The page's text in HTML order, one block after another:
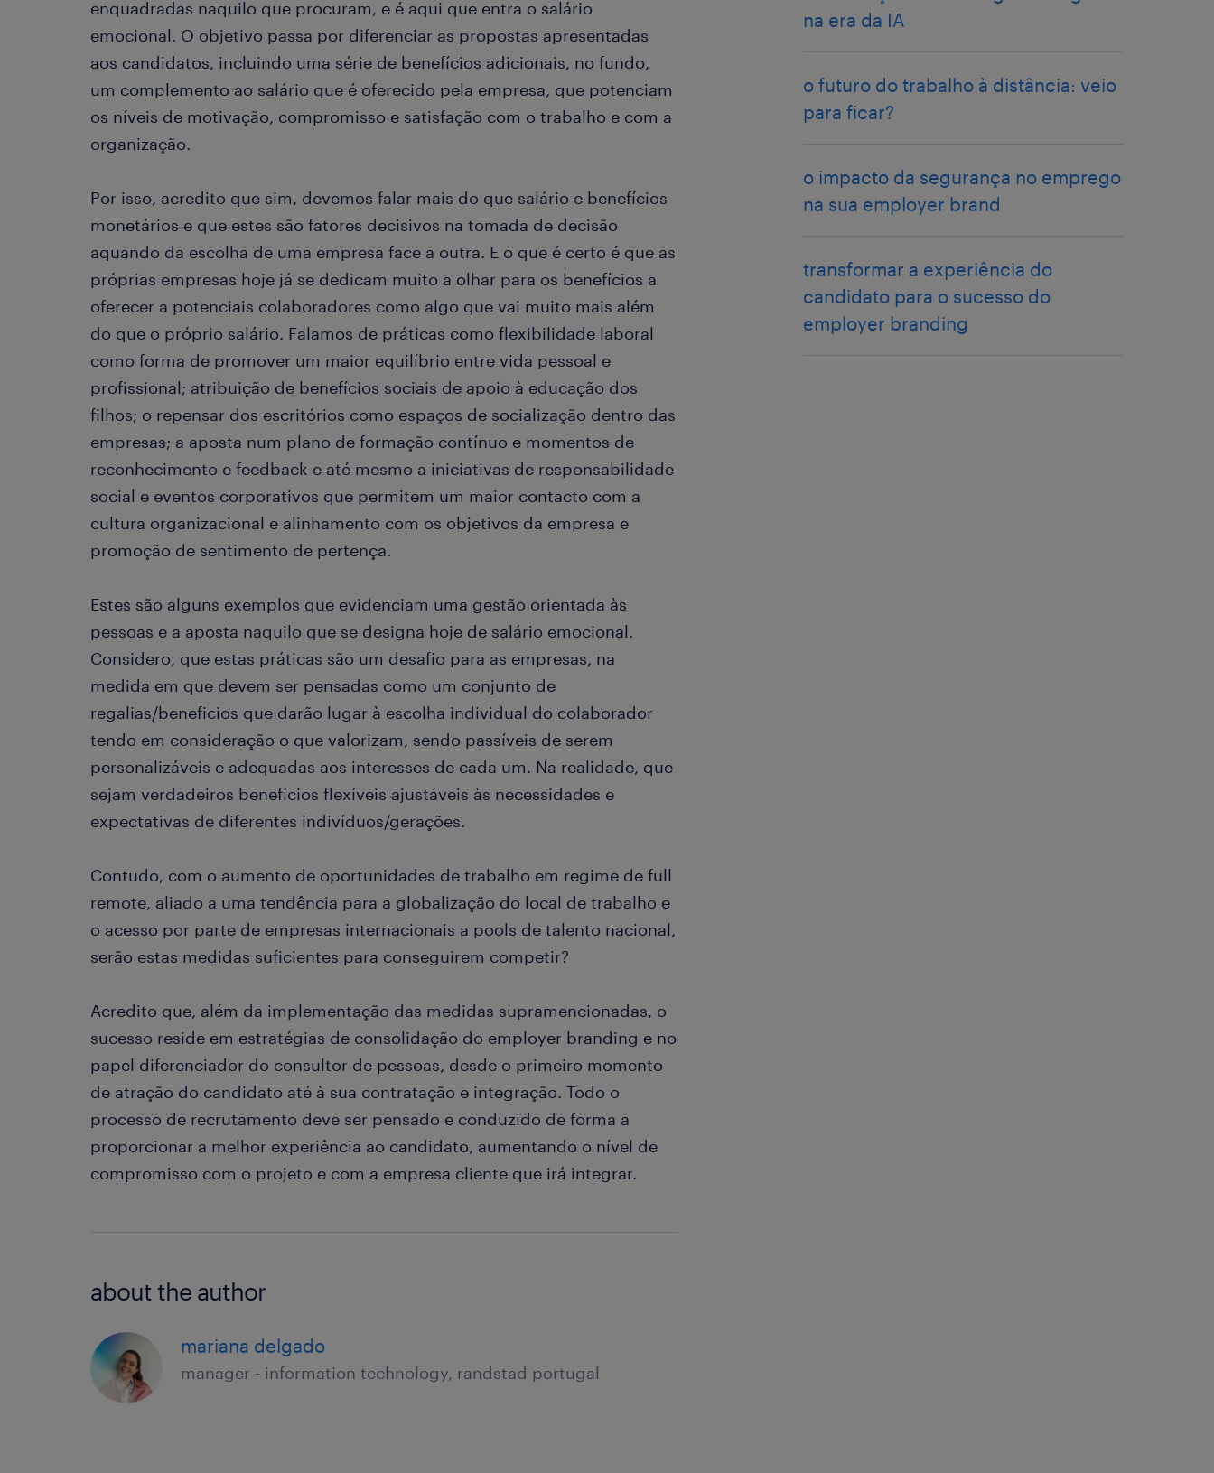
enquadradas naquilo que procuram, e é aqui que entra o salário
emocional. O objetivo passa por diferenciar as propostas apresentadas
aos candidatos, incluindo uma série de benefícios adicionais, no fundo,
um complemento ao salário que é oferecido pela empresa, que potenciam
os níveis de motivação, compromisso e satisfação com o trabalho e com a
organização.
Por isso, acredito que sim, devemos falar mais do que salário e benefícios
monetários e que estes são fatores decisivos na tomada de decisão
aquando da escolha de uma empresa face a outra. E o que é certo é que as
próprias empresas hoje já se dedicam muito a olhar para os benefícios a
oferecer a potenciais colaboradores como algo que vai muito mais além
do que o próprio salário. Falamos de práticas como flexibilidade laboral
como forma de promover um maior equilíbrio entre vida pessoal e
profissional; atribuição de benefícios sociais de apoio à educação dos
filhos; o repensar dos escritórios como espaços de socialização dentro das
empresas; a aposta num plano de formação contínuo e momentos de
reconhecimento e feedback e até mesmo a iniciativas de responsabilidade
social e eventos corporativos que permitem um maior contacto com a
cultura organizacional e alinhamento com os objetivos da empresa e
promoção de sentimento de pertença.
Estes são alguns exemplos que evidenciam uma gestão orientada às
pessoas e a aposta naquilo que se designa hoje de salário emocional.
Considero, que estas práticas são um desafio para as empresas, na
medida em que devem ser pensadas como um conjunto de
regalias/beneficios que darão lugar à escolha individual do colaborador
tendo em consideração o que valorizam, sendo passíveis de serem
personalizáveis e adequadas aos interesses de cada um. Na realidade, que
sejam verdadeiros benefícios flexíveis ajustáveis às necessidades e
expectativas de diferentes indivíduos/gerações.
Contudo, com o aumento de oportunidades de trabalho em regime de full
remote, aliado a uma tendência para a globalização do local de trabalho e
o acesso por parte de empresas internacionais a pools de talento nacional,
serão estas medidas suficientes para conseguirem competir?
Acredito que, além da implementação das medidas supramencionadas, o
sucesso reside em estratégias de consolidação do employer branding e no
papel diferenciador do consultor de pessoas, desde o primeiro momento
de atração do candidato até à sua contratação e integração. Todo o
processo de recrutamento deve ser pensado e conduzido de forma a
proporcionar a melhor experiência ao candidato, aumentando o nível de
compromisso com o projeto e com a empresa cliente que irá integrar.
about the author
mariana delgado
manager - information technology, randstad portugal
na era da IA
o futuro do trabalho à distância: veio
para ficar?
o impacto da segurança no emprego
na sua employer brand
transformar a experiência do
candidato para o sucesso do
employer branding